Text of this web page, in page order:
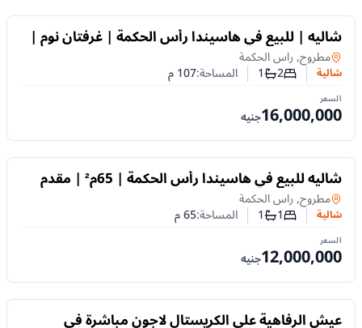
للبيع
شاليه | للبيع في هاسيندا رأس الحكمة | غرفتان نوم |
مقدم 5% فقط
شاليةفي
مطروح, راس الحكمة
شالية عدد غرف النوم
2عدد الحمامات
1 المساحة:107م
السعر
16,000,000جنيه
للبيع شاليه للبيع في هاسيندا رأس الحكمة | 65م² | مقدم
5% وتقسيط حتى 10 سنواتشاليةفي
مطروح, راس الحكمة
شالية عدد غرف النوم
1عدد الحمامات
1 المساحة:65م
السعر
12,000,000جنيه
للبيع
عيش الرفاهية على الكريستال لاجون مباشرة في